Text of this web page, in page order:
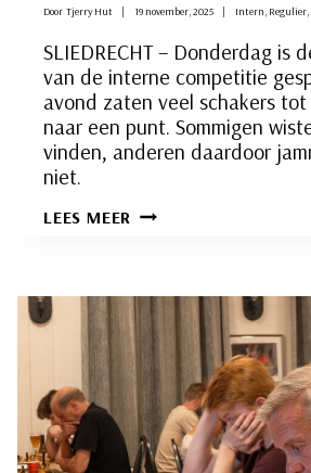
Door Tjerry Hut 19 november, 2025 Intern, Regulier,
SLIEDRECHT – Donderdag is
van de interne competitie
avond zaten veel schakers
naar een punt. Sommigen
vinden, anderen daardoor
niet.
LEES MEER INTERNE
LANGE